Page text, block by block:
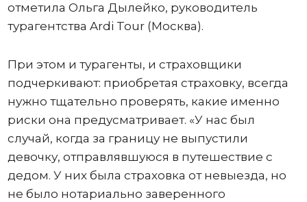
отметила Ольга Дылейко, руководитель
турагентства Ardi Tour (Москва).
При этом и турагенты, и страховщики
подчеркивают: приобретая страховку, всегда
нужно тщательно проверять, какие именно
риски она предусматривает. «У нас был
случай, когда за границу не выпустили
девочку, отправлявшуюся в путешествие с
дедом. У них была страховка от невыезда, но
не было нотариально заверенного